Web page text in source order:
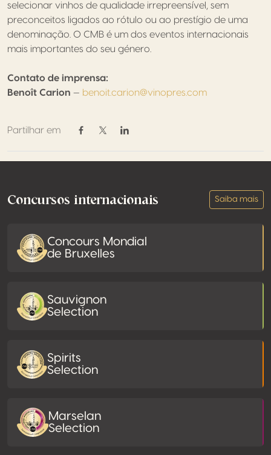
selecionar vinhos de qualidade irrepreensível, sem
preconceitos ligados ao rótulo ou ao prestígio de uma
denominação. O CMB é um dos eventos internacionais
mais importantes do seu género.
Contato de imprensa:
Benoît Carion — benoit.carion@vinopres.com
Partilhar em
Partilhar em Facebook
Partilhar em Twitter / X
Partilhar em Linkedin
Concursos internacionais Saiba mais
Concours Mondial
de Bruxelles
Sauvignon
Selection
Spirits
Selection
Marselan
Selection